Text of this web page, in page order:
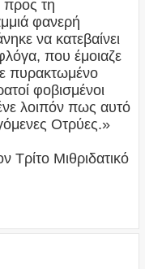
προς τη
φανερή
να κατεβαίνει
που έμοιαζε
πυρακτωμένο
φοβισμένοι
λοιπόν πως αυτό
Οτρύες.»
Τρίτο Μιθριδατικό